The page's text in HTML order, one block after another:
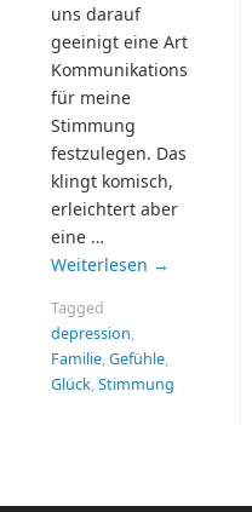
uns darauf
geeinigt eine Art
Kommunikationsstandard
für meine
Stimmung
festzulegen. Das
klingt komisch,
erleichtert aber
eine …
Weiterlesen →
Tagged
depression,
Familie,Gefühle,
Glück,Stimmung